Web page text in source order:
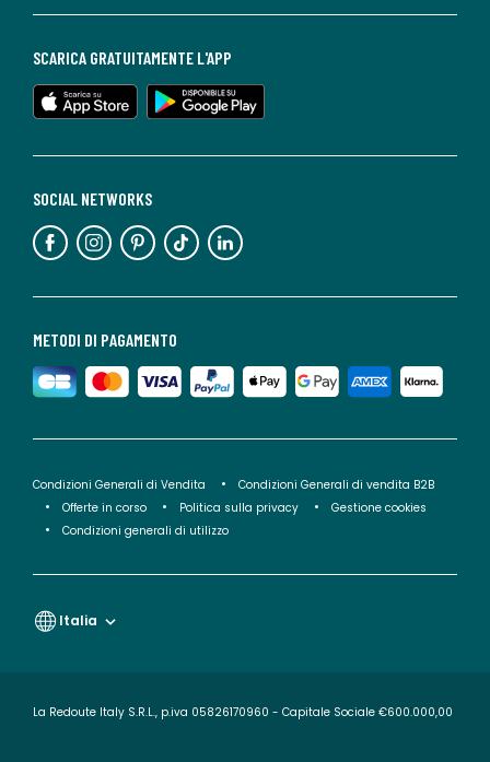
METODI DI PAGAMENTO
SOCIAL NETWORKS
SCARICA GRATUITAMENTE L'APP
Condizioni Generali di Vendita
Condizioni Generali di vendita B2B
Offerte in corso
Politica sulla privacy
Gestione cookies
Condizioni generali di utilizzo
Italia
La Redoute Italy S.R.L., p.iva 05826170960 - Capitale Sociale €600.000,00